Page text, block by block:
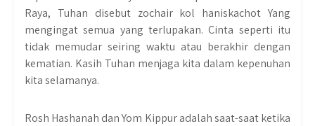
Raya, Tuhan disebut zochair kol haniskachot Yang
mengingat semua yang terlupakan. Cinta seperti itu
tidak memudar seiring waktu atau berakhir dengan
kematian. Kasih Tuhan menjaga kita dalam kepenuhan
kita selamanya.
Rosh Hashanah dan Yom Kippur adalah saat-saat ketika